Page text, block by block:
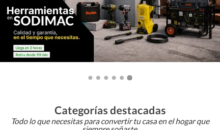
Categorías destacadas
Todo lo que necesitas para convertir tu casa en el hogar que